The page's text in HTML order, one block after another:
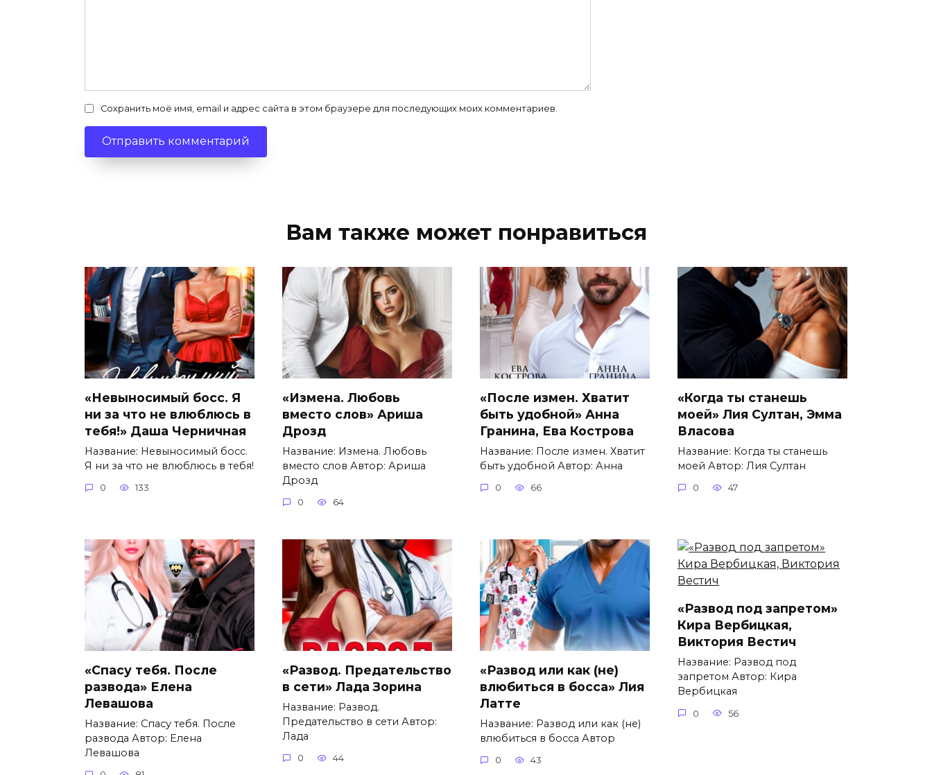
Сохранить моё имя, email и адрес сайта в этом браузере для последующих моих комментариев.
Вам также может понравиться
«Невыносимый босс. Я
ни за что не влюблюсь в
тебя!» Даша Черничная
Название: Невыносимый босс.
Я ни за что не влюблюсь в тебя!
0 133
«Измена. Любовь
вместо слов» Ариша
Дрозд
Название: Измена. Любовь
вместо слов Автор: Ариша
Дрозд
0 64
«После измен. Хватит
быть удобной» Анна
Гранина, Ева Кострова
Название: После измен. Хватит
быть удобной Автор: Анна
0 66
«Когда ты станешь
моей» Лия Султан, Эмма
Власова
Название: Когда ты станешь
моей Автор: Лия Султан
0 47
«Спасу тебя. После
развода» Елена
Левашова
Название: Спасу тебя. После
развода Автор: Елена
Левашова
«Развод. Предательство
в сети» Лада Зорина
Название: Развод.
Предательство в сети Автор:
Лада
0 44
«Развод или как (не)
влюбиться в босса» Лия
Латте
Название: Развод или как (не)
влюбиться в босса Автор
0 43
«Развод под запретом»
Кира Вербицкая,
Виктория Вестич
Название: Развод под
запретом Автор: Кира
Вербицкая
0 56